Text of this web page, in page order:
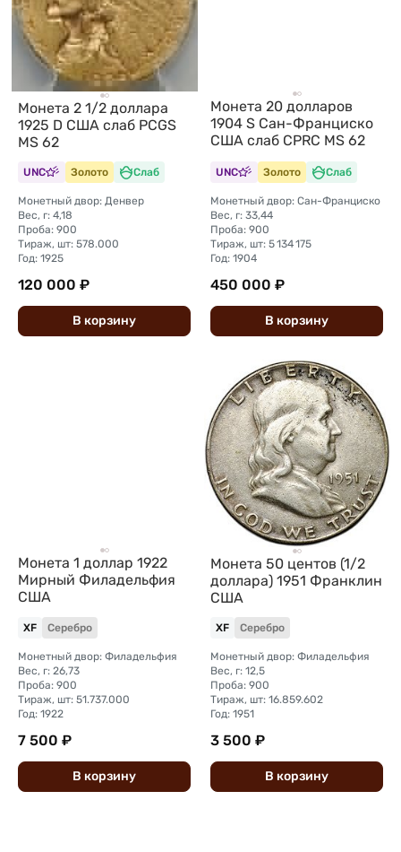
Монета 2 1/2 доллара
1925 D США слаб PCGS
MS 62
UNC Золото Слаб
Монетный двор: Денвер
Вес, г: 4,18
Проба: 900
Тираж, шт: 578.000
Год: 1925
120 000 ₽
В корзину
Монета 20 долларов
1904 S Сан-Франциско
США слаб CPRC MS 62
UNC Золото Слаб
Монетный двор: Сан-Франциско
Вес, г: 33,44
Проба: 900
Тираж, шт: 5 134 175
Год: 1904
450 000 ₽
В корзину
Монета 1 доллар 1922
Мирный Филадельфия
США
XF Серебро
Монетный двор: Филадельфия
Вес, г: 26,73
Проба: 900
Тираж, шт: 51.737.000
Год: 1922
7 500 ₽
В корзину
Монета 50 центов (1/2
доллара) 1951 Франклин
США
XF Серебро
Монетный двор: Филадельфия
Вес, г: 12,5
Проба: 900
Тираж, шт: 16.859.602
Год: 1951
3 500 ₽
В корзину